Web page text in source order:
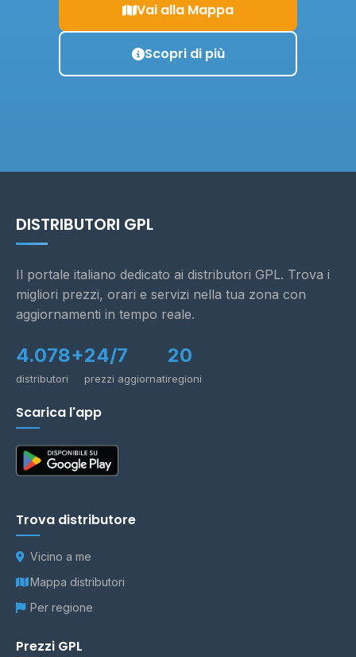
Vai alla Mappa
Scopri di più
DISTRIBUTORI GPL
Il portale italiano dedicato ai distributori GPL. Trova i
migliori prezzi, orari e servizi nella tua zona con
aggiornamenti in tempo reale.
4.078+
distributori
24/7
prezzi aggiornati
20
regioni
Scarica l'app
Trova distributore
Vicino a me
Mappa distributori
Per regione
Prezzi GPL